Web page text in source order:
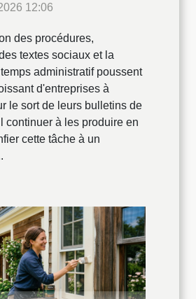
12:06
des procédures,
textes sociaux et la
administratif poussent
d'entreprises à
le sort de leurs bulletins de
continuer à les produire en
cette tâche à un